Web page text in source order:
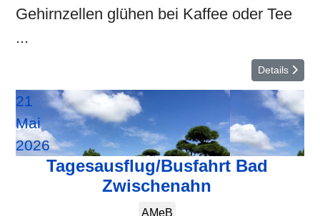
Gehirnzellen glühen bei Kaffee oder Tee
...
Details
21
Mai
2026
Tagesausflug/Busfahrt Bad
Zwischenahn
AMeB